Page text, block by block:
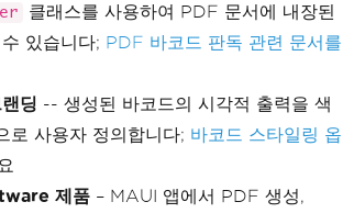
클래스를 사용하여 PDF 문서에 내장된
있습니다; PDF 바코드 판독 관련 문서를
딩 -- 생성된 바코드의 시각적 출력을 색
로 사용자 정의합니다; 바코드 스타일링 옵
제품 – MAUI 앱에서 PDF 생성,